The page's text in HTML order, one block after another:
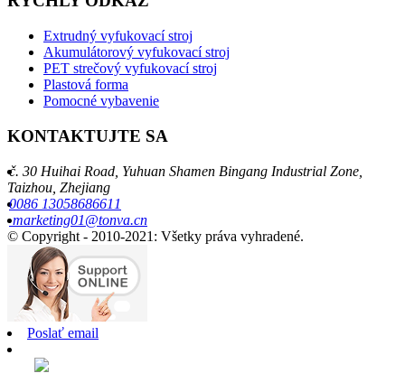
Extrudný vyfukovací stroj
Akumulátorový vyfukovací stroj
PET strečový vyfukovací stroj
Plastová forma
Pomocné vybavenie
KONTAKTUJTE SA
č. 30 Huihai Road, Yuhuan Shamen Bingang Industrial Zone,
Taizhou, Zhejiang
0086 13058686611
marketing01@tonva.cn
© Copyright - 2010-2021: Všetky práva vyhradené.
Poslať email